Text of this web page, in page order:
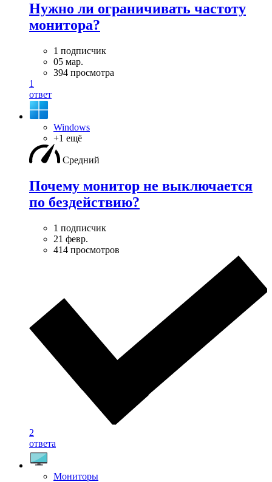
Нужно ли ограничивать частоту
монитора?
1 подписчик
05 мар.
394 просмотра
1
ответ
Windows
+1 ещё
Средний
Почему монитор не выключается
по бездействию?
1 подписчик
21 февр.
414 просмотров
2
ответа
Мониторы